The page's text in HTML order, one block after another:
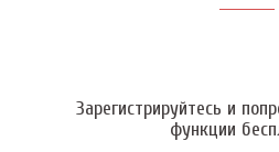
Зарегистрируйтесь и
функции